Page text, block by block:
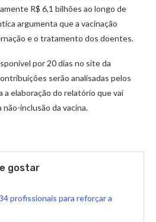
R$ 6,1 bilhões ao longo de
argumenta que a vacinação
e o tratamento dos doentes.
por 20 dias no site da
serão analisadas pelos
a elaboração do relatório que vai
inclusão da vacina.
gostar
profissionais para reforçar a